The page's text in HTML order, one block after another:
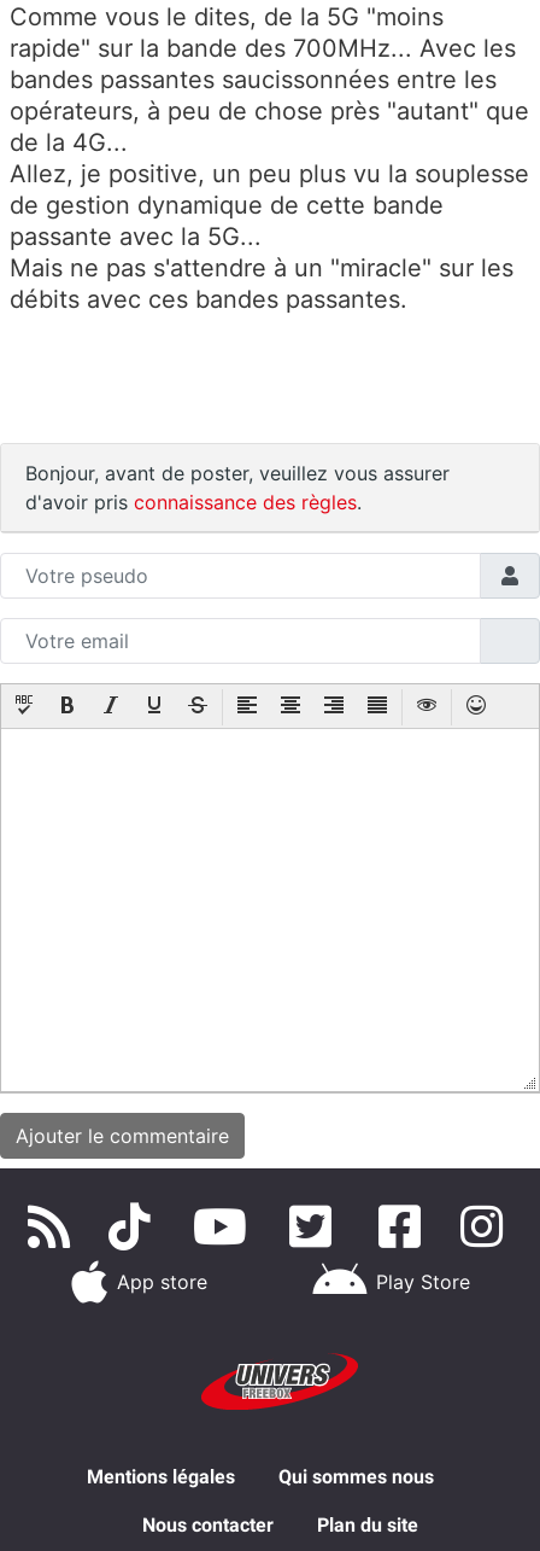
Comme vous le dites, de la 5G "moins
rapide" sur la bande des 700MHz... Avec les
bandes passantes saucissonnées entre les
opérateurs, à peu de chose près "autant" que
de la 4G...
Allez, je positive, un peu plus vu la souplesse
de gestion dynamique de cette bande
passante avec la 5G...
Mais ne pas s'attendre à un "miracle" sur les
débits avec ces bandes passantes.
Bonjour, avant de poster, veuillez vous assurer
d'avoir pris connaissance des règles.
App store Play Store
Mentions légales Qui sommes nous
Nous contacter Plan du site